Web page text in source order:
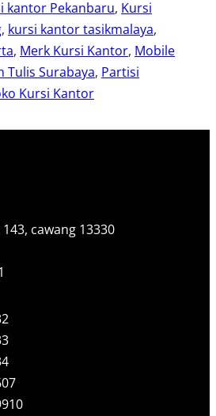
kantor Pekanbaru, Kursi
, kursi kantor tasikmalaya
, Merk Kursi Kantor, Mobile
Tulis Surabaya, Partisi
Kursi Kantor
cawang 13330